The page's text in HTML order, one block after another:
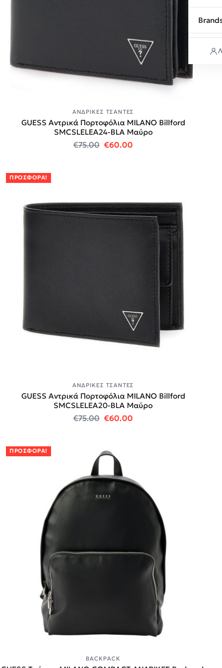
ΑΝΔΡΙΚΈΣ ΤΣΆΝΤΕΣ
GUESS Αντρικά Πορτοφόλια MILANO Billford
SMCSLELEA24-BLA Μαύρο
€75.00 Original price was: €75.00.
€60.00Η τρέχουσα τιμή
ΠΡΟΣΦΟΡΆ!
ΑΝΔΡΙΚΈΣ ΤΣΆΝΤΕΣ
GUESS Αντρικά Πορτοφόλια MILANO Billford
SMCSLELEA20-BLA Μαύρο
€75.00 Original price was: €75.00.
€60.00Η τρέχουσα τιμή
ΠΡΟΣΦΟΡΆ!
BACKPACK